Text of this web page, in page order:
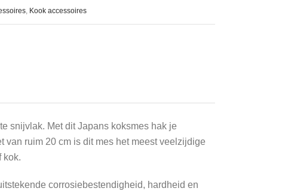
, Kook accessoires
snijvlak. Met dit Japans koksmes hak je
ruim 20 cm is dit mes het meest veelzijdige
kok.
corrosiebestendigheid, hardheid en